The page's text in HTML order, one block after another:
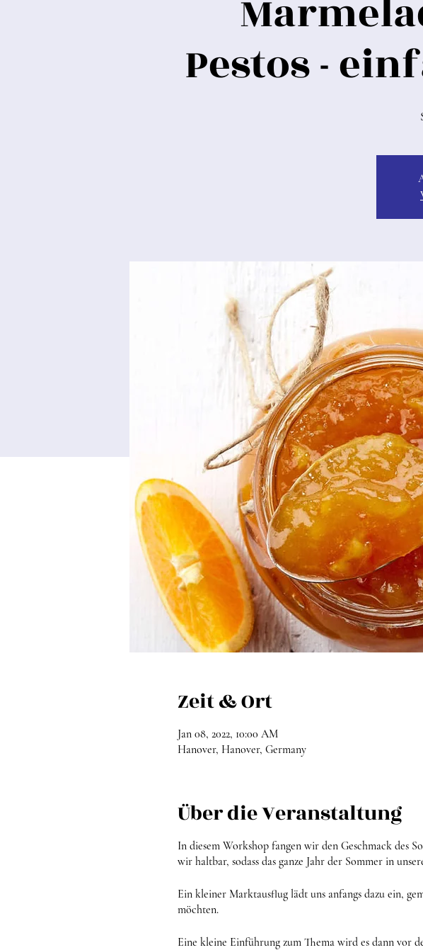
Pestos -
Zeit & Ort
Jan 08, 2022, 10:00 AM
Hanover, Hanover, Germany
Über die Veranstaltung
In diesem Workshop fangen wir den Geschmack des
wir haltbar, sodass das ganze Jahr der Sommer in
Ein kleiner Marktausflug lädt uns anfangs dazu ein,
möchten.
Eine kleine Einführung zum Thema wird es dann vor